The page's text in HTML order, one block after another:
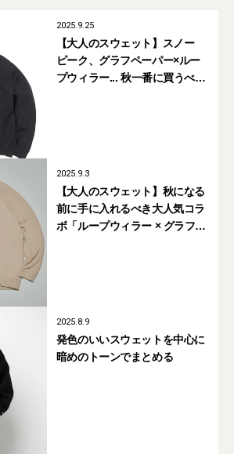
2025.9.25
【大人のスウェット】スノー
ピーク、グラフペーパー×ルー
プウィラー... 秋一番に買うべき
2025.9.3
【大人のスウェット】秋になる
前に手に入れるべき大人気コラ
ボ「ループウィラー × グラフ
2025.8.9
発色のいいスウェットを中心に
暗めのトーンでまとめる